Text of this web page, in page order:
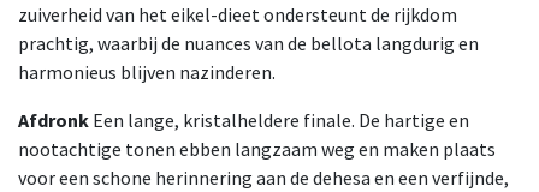
zuiverheid van het eikel-dieet ondersteunt de rijkdom
prachtig, waarbij de nuances van de bellota langdurig en
harmonieus blijven nazinderen.
Afdronk Een lange, kristalheldere finale. De hartige en
nootachtige tonen ebben langzaam weg en maken plaats
voor een schone herinnering aan de dehesa en een verfijnde,